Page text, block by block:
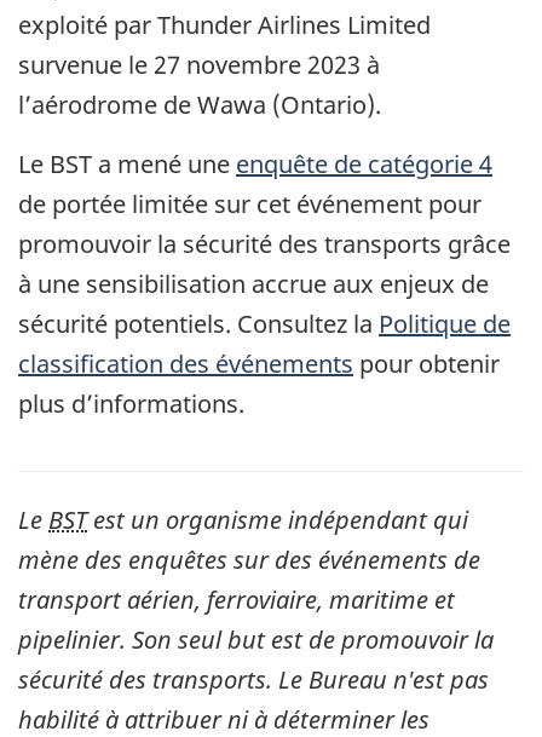
exploité par Thunder Airlines Limited
survenue le 27 novembre 2023 à
l’aérodrome de Wawa (Ontario).
Le BST a mené une enquête de catégorie 4
de portée limitée sur cet événement pour
promouvoir la sécurité des transports grâce
à une sensibilisation accrue aux enjeux de
sécurité potentiels. Consultez la Politique de
classification des événements pour obtenir
plus d’informations.
Le BSTest un organisme indépendant qui
mène des enquêtes sur des événements de
transport aérien, ferroviaire, maritime et
pipelinier. Son seul but est de promouvoir la
sécurité des transports. Le Bureau n'est pas
habilité à attribuer ni à déterminer les